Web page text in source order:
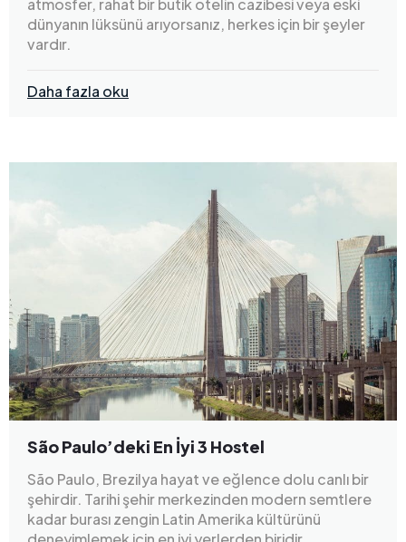
atmosfer, rahat bir butik otelin cazibesi veya eski
dünyanın lüksünü arıyorsanız, herkes için bir şeyler
vardır.
Daha fazla oku
São Paulo’deki En İyi 3 Hostel
São Paulo, Brezilya hayat ve eğlence dolu canlı bir
şehirdir. Tarihi şehir merkezinden modern semtlere
kadar burası zengin Latin Amerika kültürünü